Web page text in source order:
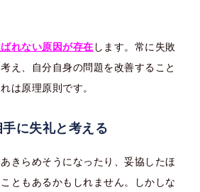
れない原因が存在 します。常に失敗
え、自分自身の問題を改善すること
は原理原則です。
に失礼と考える
きらめそうになったり、妥協したほ
ともあるかもしれません。しかしな